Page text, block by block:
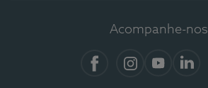
Acompanhe-nos